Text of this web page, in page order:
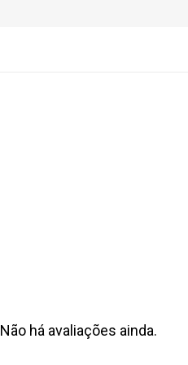
Não há avaliações ainda.